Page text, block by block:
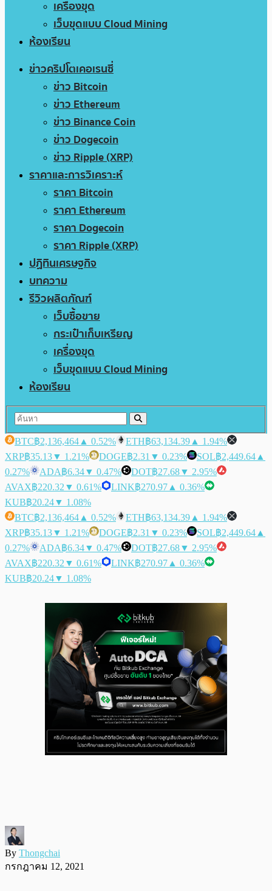
เครื่องขุด
เว็บขุดแบบ Cloud Mining
ห้องเรียน
ข่าวคริปโตเคอเรนซี่
ข่าว Bitcoin
ข่าว Ethereum
ข่าว Binance Coin
ข่าว Dogecoin
ข่าว Ripple (XRP)
ราคาและการวิเคราะห์
ราคา Bitcoin
ราคา Ethereum
ราคา Dogecoin
ราคา Ripple (XRP)
ปฏิทินเศรษฐกิจ
บทความ
รีวิวผลิตภัณฑ์
เว็บซื้อขาย
กระเป๋าเก็บเหรียญ
เครื่องขุด
เว็บขุดแบบ Cloud Mining
ห้องเรียน
BTC฿2,136,464 ▲ 0.52% ETH฿63,134.39 ▲ 1.94%
XRP฿35.13▼ 1.21% DOGE฿2.31 ▼ 0.23% SOL฿2,449.64 ▲
0.27%
ADA฿6.34▼ 0.47% DOT฿27.68▼ 2.95%
AVAX฿220.32 ▼ 0.61% LINK฿270.97 ▲ 0.36%
KUB฿20.24▼ 1.08%
BTC฿2,136,464 ▲ 0.52% ETH฿63,134.39 ▲ 1.94%
XRP฿35.13▼ 1.21% DOGE฿2.31 ▼ 0.23% SOL฿2,449.64 ▲
0.27%
ADA฿6.34▼ 0.47% DOT฿27.68▼ 2.95%
AVAX฿220.32 ▼ 0.61% LINK฿270.97 ▲ 0.36%
KUB฿20.24▼ 1.08%
By Thongchai
กรกฎาคม 12, 2021